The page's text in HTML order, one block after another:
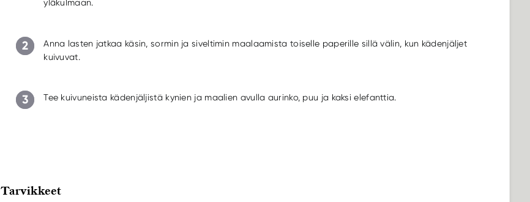
yläkulmaan.
2
Anna lasten jatkaa käsin, sormin ja siveltimin maalaamista toiselle paperille sillä välin, kun kädenjäljet
kuivuvat.
3 Tee kuivuneista kädenjäljistä kynien ja maalien avulla aurinko, puu ja kaksi elefanttia.
Tarvikkeet